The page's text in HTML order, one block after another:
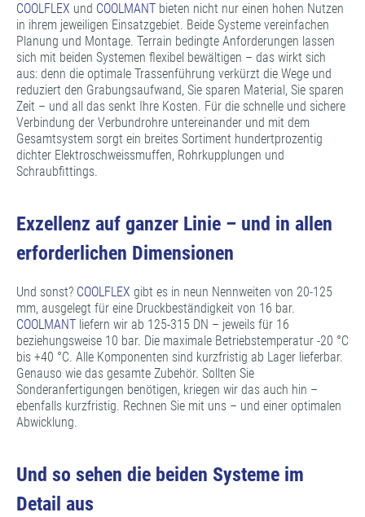
COOLFLEX und COOLMANT bieten nicht nur einen hohen Nutzen
in ihrem jeweiligen Einsatzgebiet. Beide Systeme vereinfachen
Planung und Montage. Terrain bedingte Anforderungen lassen
sich mit beiden Systemen flexibel bewältigen – das wirkt sich
aus: denn die optimale Trassenführung verkürzt die Wege und
reduziert den Grabungsaufwand, Sie sparen Material, Sie sparen
Zeit – und all das senkt Ihre Kosten. Für die schnelle und sichere
Verbindung der Verbundrohre untereinander und mit dem
Gesamtsystem sorgt ein breites Sortiment hundertprozentig
dichter Elektroschweissmuffen, Rohrkupplungen und
Schraubfittings.
Exzellenz auf ganzer Linie – und in allen
erforderlichen Dimensionen
Und sonst? COOLFLEX gibt es in neun Nennweiten von 20-125
mm, ausgelegt für eine Druckbeständigkeit von 16 bar.
COOLMANT liefern wir ab 125-315 DN – jeweils für 16
beziehungsweise 10 bar. Die maximale Betriebstemperatur -20 °C
bis +40 °C. Alle Komponenten sind kurzfristig ab Lager lieferbar.
Genauso wie das gesamte Zubehör. Sollten Sie
Sonderanfertigungen benötigen, kriegen wir das auch hin –
ebenfalls kurzfristig. Rechnen Sie mit uns – und einer optimalen
Abwicklung.
Und so sehen die beiden Systeme im
Detail aus